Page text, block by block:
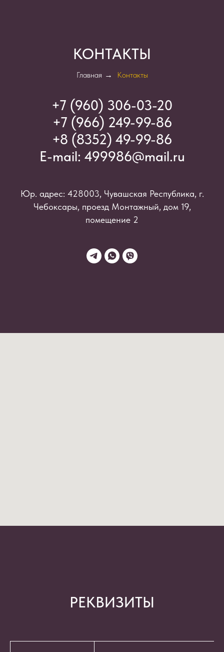
КОНТАКТЫ
Главная → Контакты
+7 (960) 306-03-20
+7 (966) 249-99-86
+8 (8352) 49-99-86
E-mail: 499986@mail.ru
Юр. адрес: 428003, Чувашская Республика, г.
Чебоксары, проезд Монтажный, дом 19,
помещение 2
РЕКВИЗИТЫ